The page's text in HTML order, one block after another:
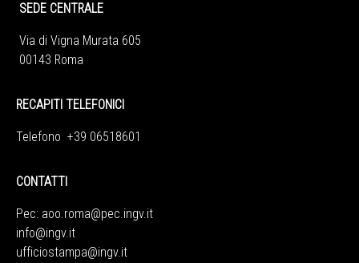
SEDE CENTRALE
Via di Vigna Murata 605
00143 Roma
RECAPITI TELEFONICI
Telefono +39 06518601
CONTATTI
Pec: aoo.roma@pec.ingv.it
info@ingv.it
ufficiostampa@ingv.it